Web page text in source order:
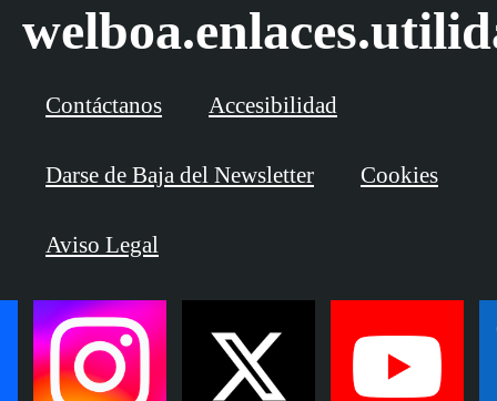
Contáctanos Accesibilidad
Darse de Baja del Newsletter Cookies
Aviso Legal